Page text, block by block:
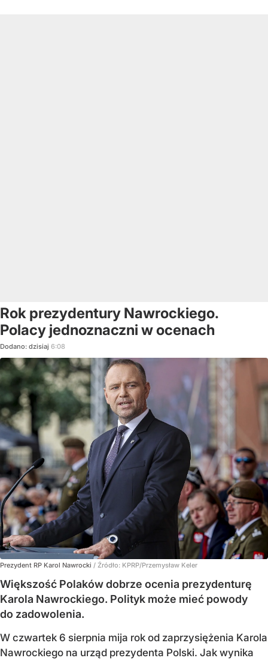
Rok prezydentury Nawrockiego.
Polacy jednoznaczni w ocenach
Dodano: dzisiaj 6:08
Prezydent RP Karol Nawrocki / Źródło: KPRP/Przemysław Keler
Większość Polaków dobrze ocenia prezydenturę
Karola Nawrockiego. Polityk może mieć powody
do zadowolenia.
W czwartek 6 sierpnia mija rok od zaprzysiężenia Karola
Nawrockiego na urząd prezydenta Polski. Jak wynika